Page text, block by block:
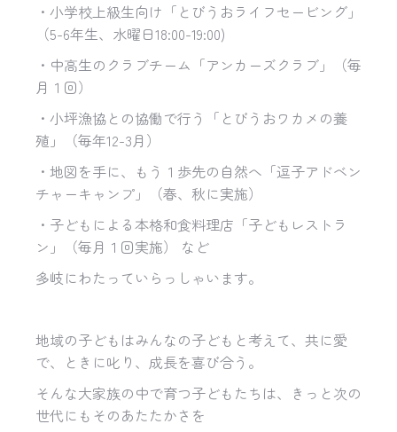
・小学校上級生向け「とびうおライフセービング」
（5-6年生、水曜日18:00-19:00)
・中高生のクラブチーム「アンカーズクラブ」（毎
月１回）
・小坪漁協との協働で行う「とびうおワカメの養
殖」（毎年12-3月）
・地図を手に、もう１歩先の自然へ「逗子アドベン
チャーキャンプ」（春、秋に実施）
・子どもによる本格和食料理店「子どもレストラ
ン」（毎月１回実施） など
多岐にわたっていらっしゃいます。
地域の子どもはみんなの子どもと考えて、共に愛
で、ときに叱り、成長を喜び合う。
そんな大家族の中で育つ子どもたちは、きっと次の
世代にもそのあたたかさを